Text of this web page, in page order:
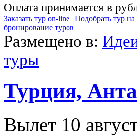
Оплата принимается в
Заказать тур on-line | Подобрать тур
бронирование туров
Размещено в:
туры
Турция,
Вылет 10